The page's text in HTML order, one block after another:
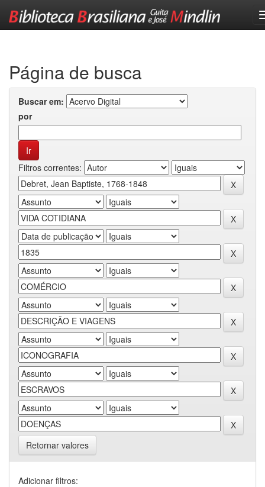
Página de busca
Buscar em:
por
Filtros correntes:
Retornar valores
Adicionar filtros: